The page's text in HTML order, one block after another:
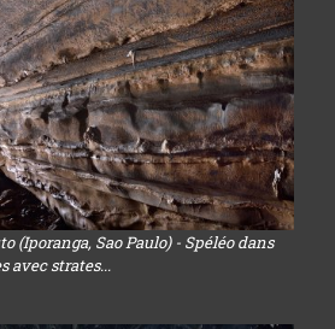
(Iporanga, Sao Paulo) - Spéléo dans
avec strates...